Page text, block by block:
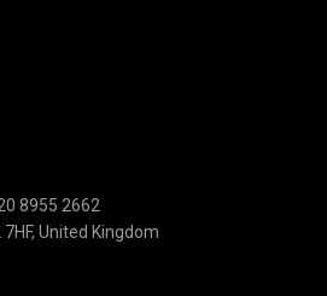
8955 2662
United Kingdom